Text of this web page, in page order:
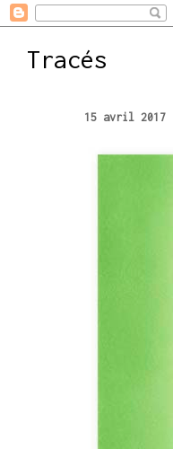
Tracés
15 avril 2017